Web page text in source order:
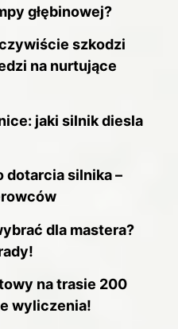
głębinowej?
szkodzi
na nurtujące
jaki silnik diesla
dotarcia silnika –
dla mastera?
na trasie 200
wyliczenia!